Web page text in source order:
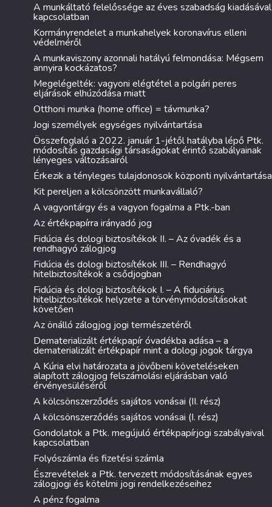
A munkáltató felelőssége az éves szabadság kiadásával
kapcsolatban
Kormányrendelet a munkahelyek koronavírus elleni
védelméről
A munkaviszony azonnali hatályú felmondása: Mégsem
annyira kockázatos?
Megelégelték: vagyoni elégtétel a polgári peres
eljárások elhúzódása miatt
Otthoni munka (home office) = távmunka?
Jogi személyek egységes nyilvántartása
Összefoglaló a 2022. január 1-jétől hatályba lépő Ptk.
módosítás gazdasági társaságokat érintő szabályainak
lényeges változásairól
Érkezik a tényleges tulajdonosok központi nyilvántartása
Kit pereljen a kölcsönzött munkavállaló?
A vagyontárgy és a vagyon fogalma a Ptk.-ban
Az értékpapírra irányadó jog
Fidúcia és dologi biztosítékok II. – Az óvadék és a
rendhagyó zálogjog
Fidúcia és dologi biztosítékok III. – Rendhagyó
hitelbiztosítékok a csődjogban
Fidúcia és dologi biztosítékok I. – A fiduciárius
hitelbiztosítékok helyzete a törvénymódosításokat
követően
Az önálló zálogjog jogi természetéről
Dematerializált értékpapír óvadékba adása – a
dematerializált értékpapír mint a dologi jogok tárgya
A Kúria elvi határozata a jövőbeni követeléseken
alapított zálogjog felszámolási eljárásban való
érvényesüléséről
A kölcsönszerződés sajátos vonásai (II. rész)
A kölcsönszerződés sajátos vonásai (I. rész)
Gondolatok a Ptk. megújuló értékpapírjogi szabályaival
kapcsolatban
Folyószámla és fizetési számla
Észrevételek a Ptk. tervezett módosításának egyes
zálogjogi és kötelmi jogi rendelkezéseihez
A pénz fogalma